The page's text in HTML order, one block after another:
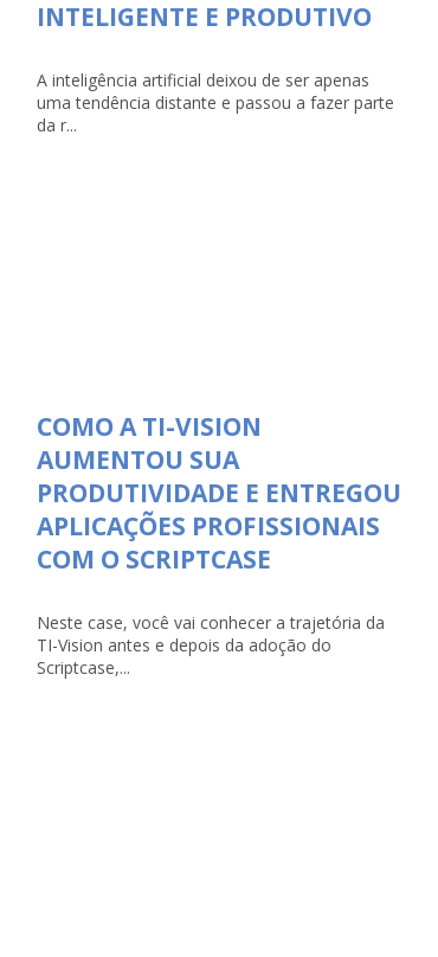
INTELIGENTE E PRODUTIVO
A inteligência artificial deixou de ser apenas
uma tendência distante e passou a fazer parte
da r...
COMO A TI-VISION
AUMENTOU SUA
PRODUTIVIDADE E ENTREGOU
APLICAÇÕES PROFISSIONAIS
COM O SCRIPTCASE
Neste case, você vai conhecer a trajetória da
TI-Vision antes e depois da adoção do
Scriptcase,...